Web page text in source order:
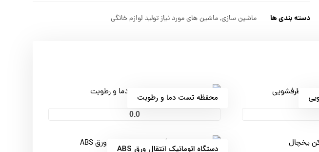
دسته بندی ها ماشین سازی,ماشین های مورد نیاز تولید لوازم خانگی
محفظه تست دما و رطوبت
0.0
دستگاه اتوماتیک انتقال ورق ABS